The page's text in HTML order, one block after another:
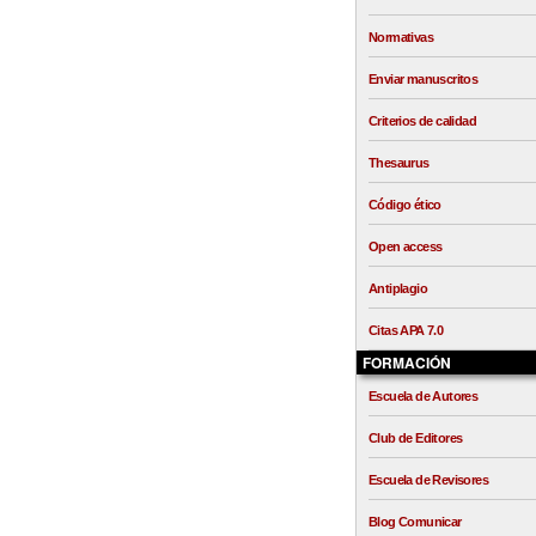
Normativas
Enviar manuscritos
Criterios de calidad
Thesaurus
Código ético
Open access
Antiplagio
Citas APA 7.0
FORMACIÓN
Escuela de Autores
Club de Editores
Escuela de Revisores
Blog Comunicar